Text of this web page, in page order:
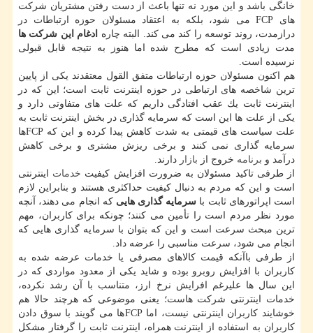
خانگی باشد و این مورد نه تنها باعث از دست رفتن مشتریان شركت
های FCP می شود، بلكه به اعتقاد مسئولان حوزه ارتباطات در
درازمدت، روند توسعه را كند می كند. البته چاره
ادغام این شركت ها
مدت زیادی است كه مطرح شده اما هنوز به نتیجه قابل قبولی
نرسیده است.
هم اكنون مسئولان حوزه ارتباطات متفق القول معتقدند یكی از پایین
ترین شاخصه های ارتباطی در حوزه اینترنت ثابت است؛ این كه در
اینترنت ثابت یك عقب افتادگی داریم كه علت های متفاوتی دارد و
یكی از علت ها این است كه سرمایه گذاری در بخش اینترنت ثابت به
علت سیاست های قیمتی به شدت كاهش پیدا كرده و این كه FCPها
سرمایه گذاری نمی كنند و برخی ریزش مشتری و برخی كاهش
درآمد و برنامه خروج از بازار دارند.
از طرفی تاكید مسئولان به ضرورت افزایش كیفیت خدمات اینترنتی
است و این كه مردم به دنبال كیفیت حداكثری هستند و بنابراین لازم
است اپراتورهای ثابت با سرمایه گذاری هایی كه انجام می دهند، آنچه
مورد نظر مردم است را تأمین می كنند؛ چونكه برای كاربران، مهم
ترین مبحث سرعت است و این كه بتوان با سرمایه گذاری هایی كه
انجام می شود، سرعت مناسبی را عرضه داد.
از طرفی باآنكه قیمت كالاهای مصرفی یا خدمات عرضه شده به
كاربران با افزایش روبرو بوده و شاید یكی از معدود مواردی كه در
این سال ها علیرغم افرایش نرخ ارز، متناسب با آن رشد نكرده،
خدمات اینترنتی شركت هاست؛ یعنی موضوعی كه هرچند حالا هم
خوشایند كاربران اینترنتی نیست، اما FCPها می گویند با سوق دادن
كاربران به استفاده از اینترنت همراه، اینترنت ثابت را گرفتار مشكل